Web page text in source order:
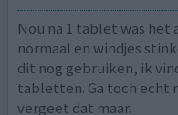
Nou na 1 tablet was
normaal en windjes
dit nog gebruiken, ik
tabletten. Ga toch echt
vergeet dat maar.